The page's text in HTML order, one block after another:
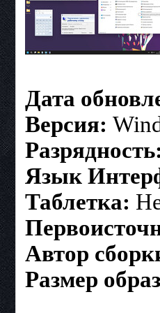
Дата
Версия:
Язык
Таблетка:
Автор
Размер